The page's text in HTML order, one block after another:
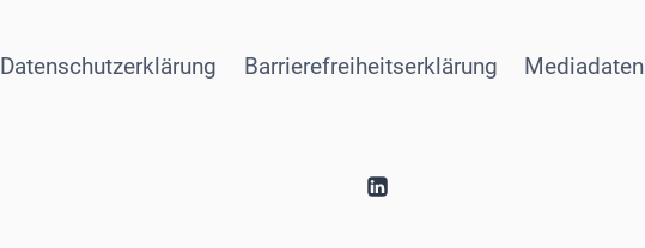
Datenschutzerklärung Barrierefreiheitserklärung Mediadaten